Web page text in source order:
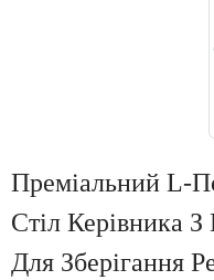
Преміальний L-
Стіл Керівника
Для Зберігання